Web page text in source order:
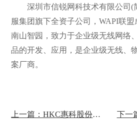
深圳市信锐网科技术有限公司(
服集团旗下全资子公司，WAPI联盟
南山智园，致力于企业级无线网络
品的开发、应用，是企业级无线、
案厂商。
上一篇：HKC惠科股份展厅设计 下一